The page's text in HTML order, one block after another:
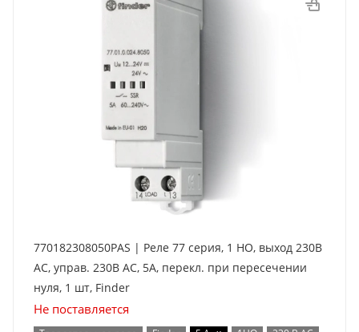
770182308050PAS | Реле 77 серия, 1 НО, выход 230В
AC, управ. 230В AC, 5А, перекл. при пересечении
нуля, 1 шт, Finder
Не поставляется